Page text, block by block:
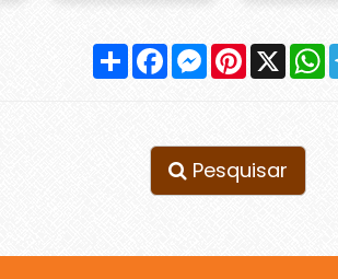
Compartilhar
FacebookMessenger
Pinterest
X
Pesquisar